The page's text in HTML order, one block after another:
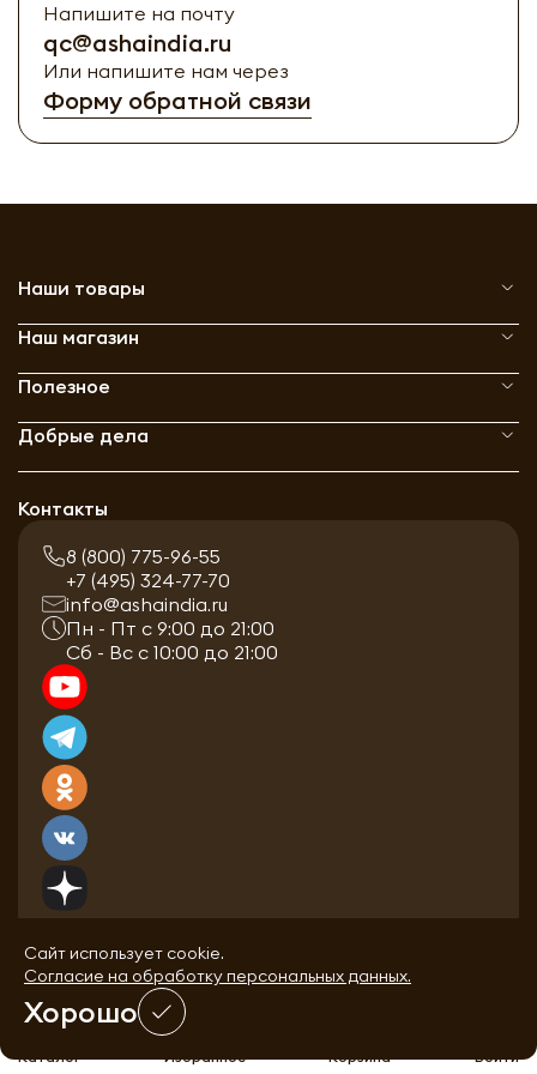
Каталог Избранное
Корзина
Войти
Напишите на почту
qc@ashaindia.ru
Или напишите нам через
Форму обратной связи
Наши товары
Наш магазин
Полезное
Добрые дела
Контакты
8 (800) 775-96-55
+7 (495) 324-77-70
info@ashaindia.ru
Пн - Пт с 9:00 до 21:00
Сб - Вс с 10:00 до 21:00
Сайт использует cookie.
Согласие на обработку персональных данных.
Хорошо